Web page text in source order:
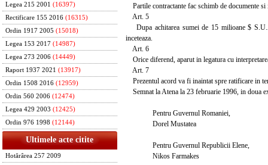
Legea 215 2001 (16397)
Rectificare 155 2016 (16315)
Ordin 1917 2005 (15018)
Legea 153 2017 (14987)
Legea 273 2006 (14449)
Raport 1937 2021 (13917)
Ordin 1508 2016 (12959)
Ordin 560 2006 (12474)
Legea 429 2003 (12425)
Ordin 976 1998 (12144)
Ultimele acte citite
Hotărârea 257 2009
Partile contractante fac schimb de documente
Art. 5
Dupa achitarea sumei de 15 milioane $
inceteaza.
Art. 6
Orice diferend, aparut in legatura cu
Art. 7
Prezentul acord va fi inaintat spre ratificare in
Semnat la Atena la 23 februarie 1996, in doua
Pentru Guvernul Romaniei,
Dorel Mustatea
Pentru Guvernul Republicii Elene,
Nikos Farmakes